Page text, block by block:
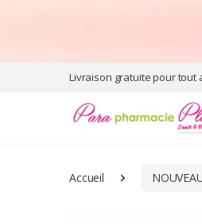
Livraison gratuite pour tout
Accueil